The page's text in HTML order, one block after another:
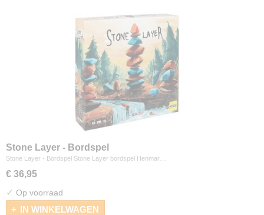
Stone Layer - Bordspel
Stone Layer - Bordspel Stone Layer bordspel Henmar…
€ 36,95
✓ Op voorraad
IN WINKELWAGEN